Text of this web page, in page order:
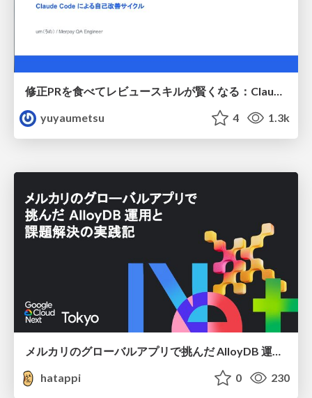
修正PRを食べてレビュースキルが賢くなる：Claude Codeによる自己改善サイクル
yuyaumetsu
4 1.3k
hatappi
0 230